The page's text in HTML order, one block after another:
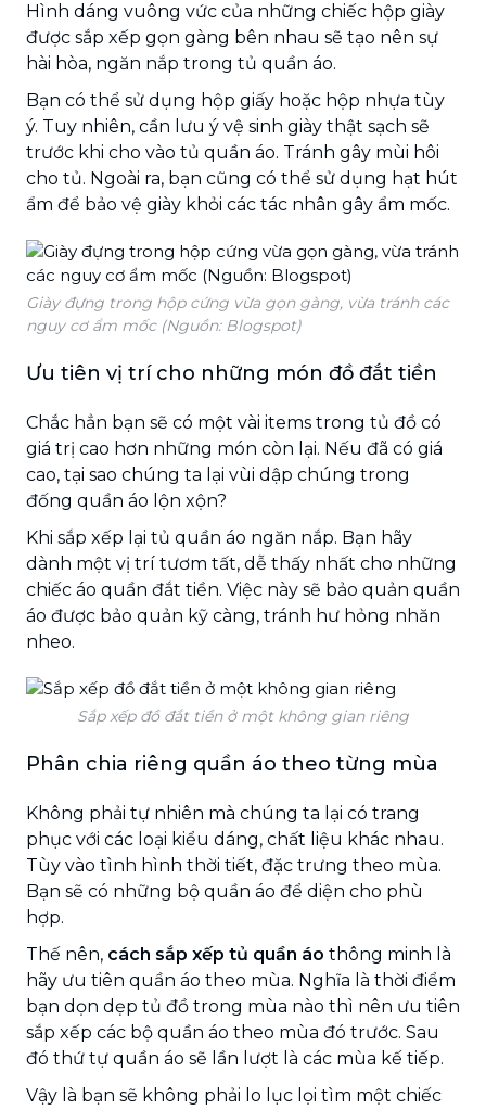
Hình dáng vuông vức của những chiếc hộp giày
được sắp xếp gọn gàng bên nhau sẽ tạo nên sự
hài hòa, ngăn nắp trong tủ quần áo.
Bạn có thể sử dụng hộp giấy hoặc hộp nhựa tùy
ý. Tuy nhiên, cần lưu ý vệ sinh giày thật sạch sẽ
trước khi cho vào tủ quần áo. Tránh gây mùi hôi
cho tủ. Ngoài ra, bạn cũng có thể sử dụng hạt hút
ẩm để bảo vệ giày khỏi các tác nhân gây ẩm mốc.
Giày đựng trong hộp cứng vừa gọn gàng, vừa tránh các
nguy cơ ẩm mốc (Nguồn: Blogspot)
Ưu tiên vị trí cho những món đồ đắt tiền
Chắc hẳn bạn sẽ có một vài items trong tủ đồ có
giá trị cao hơn những món còn lại. Nếu đã có giá
cao, tại sao chúng ta lại vùi dập chúng trong
đống quần áo lộn xộn?
Khi sắp xếp lại tủ quần áo ngăn nắp. Bạn hãy
dành một vị trí tươm tất, dễ thấy nhất cho những
chiếc áo quần đắt tiền. Việc này sẽ bảo quản quần
áo được bảo quản kỹ càng, tránh hư hỏng nhăn
nheo.
Sắp xếp đồ đắt tiền ở một không gian riêng
Phân chia riêng quần áo theo từng mùa
Không phải tự nhiên mà chúng ta lại có trang
phục với các loại kiểu dáng, chất liệu khác nhau.
Tùy vào tình hình thời tiết, đặc trưng theo mùa.
Bạn sẽ có những bộ quần áo để diện cho phù
hợp.
Thế nên, cách sắp xếp tủ quần áo thông minh là
hãy ưu tiên quần áo theo mùa. Nghĩa là thời điểm
bạn dọn dẹp tủ đồ trong mùa nào thì nên ưu tiên
sắp xếp các bộ quần áo theo mùa đó trước. Sau
đó thứ tự quần áo sẽ lần lượt là các mùa kế tiếp.
Vậy là bạn sẽ không phải lo lục lọi tìm một chiếc